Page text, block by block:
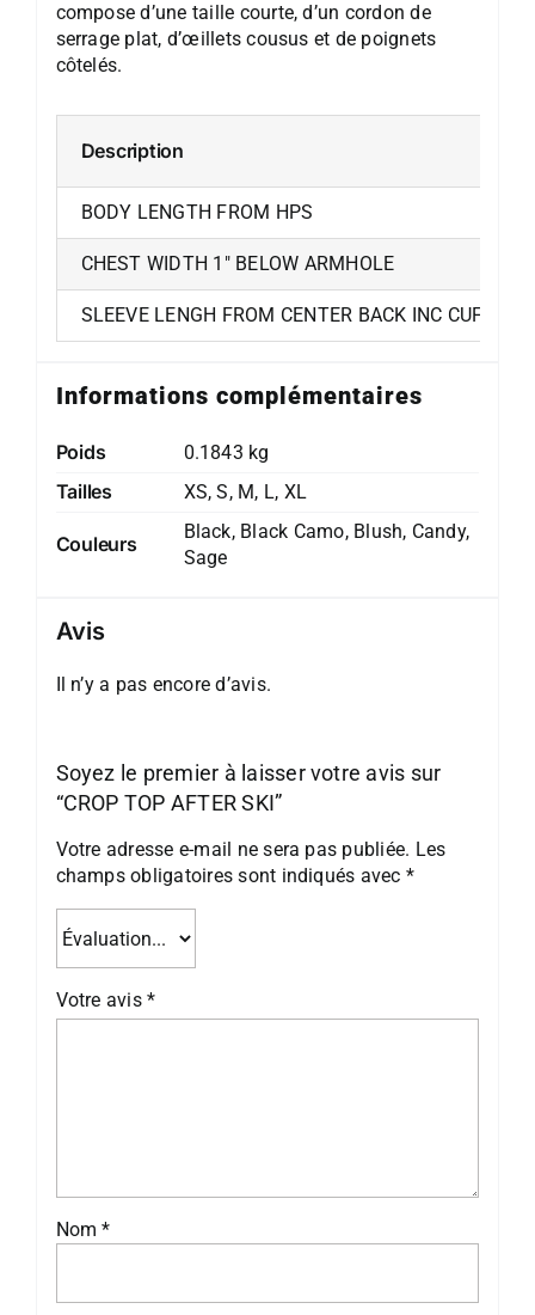
compose d’une taille courte, d’un cordon de
serrage plat, d’œillets cousus et de poignets
côtelés.
Description
BODY LENGTH FROM HPS
CHEST WIDTH 1″ BELOW ARMHOLE
SLEEVE LENGH FROM CENTER BACK INC CUFF RIB
Informations complémentaires
Poids 0.1843 kg
Tailles XS, S, M, L, XL
Couleurs
Black, Black Camo, Blush, Candy,
Sage
Avis
Il n’y a pas encore d’avis.
Soyez le premier à laisser votre avis sur
“CROP TOP AFTER SKI”
Votre adresse e-mail ne sera pas publiée. Les
champs obligatoires sont indiqués avec *
Votre avis*
Nom*